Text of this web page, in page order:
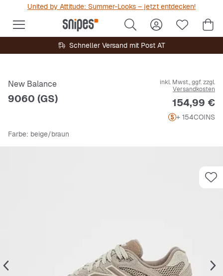
United by Attitude: Summer-Looks – jetzt entdecken!
Schneller Versand mit Post AT
New Balance
9060 (GS)
inkl. Mwst., ggf. zzgl.
Versandkosten
Preis
154,99 €
+ 154COINS
Farbe: beige/braun